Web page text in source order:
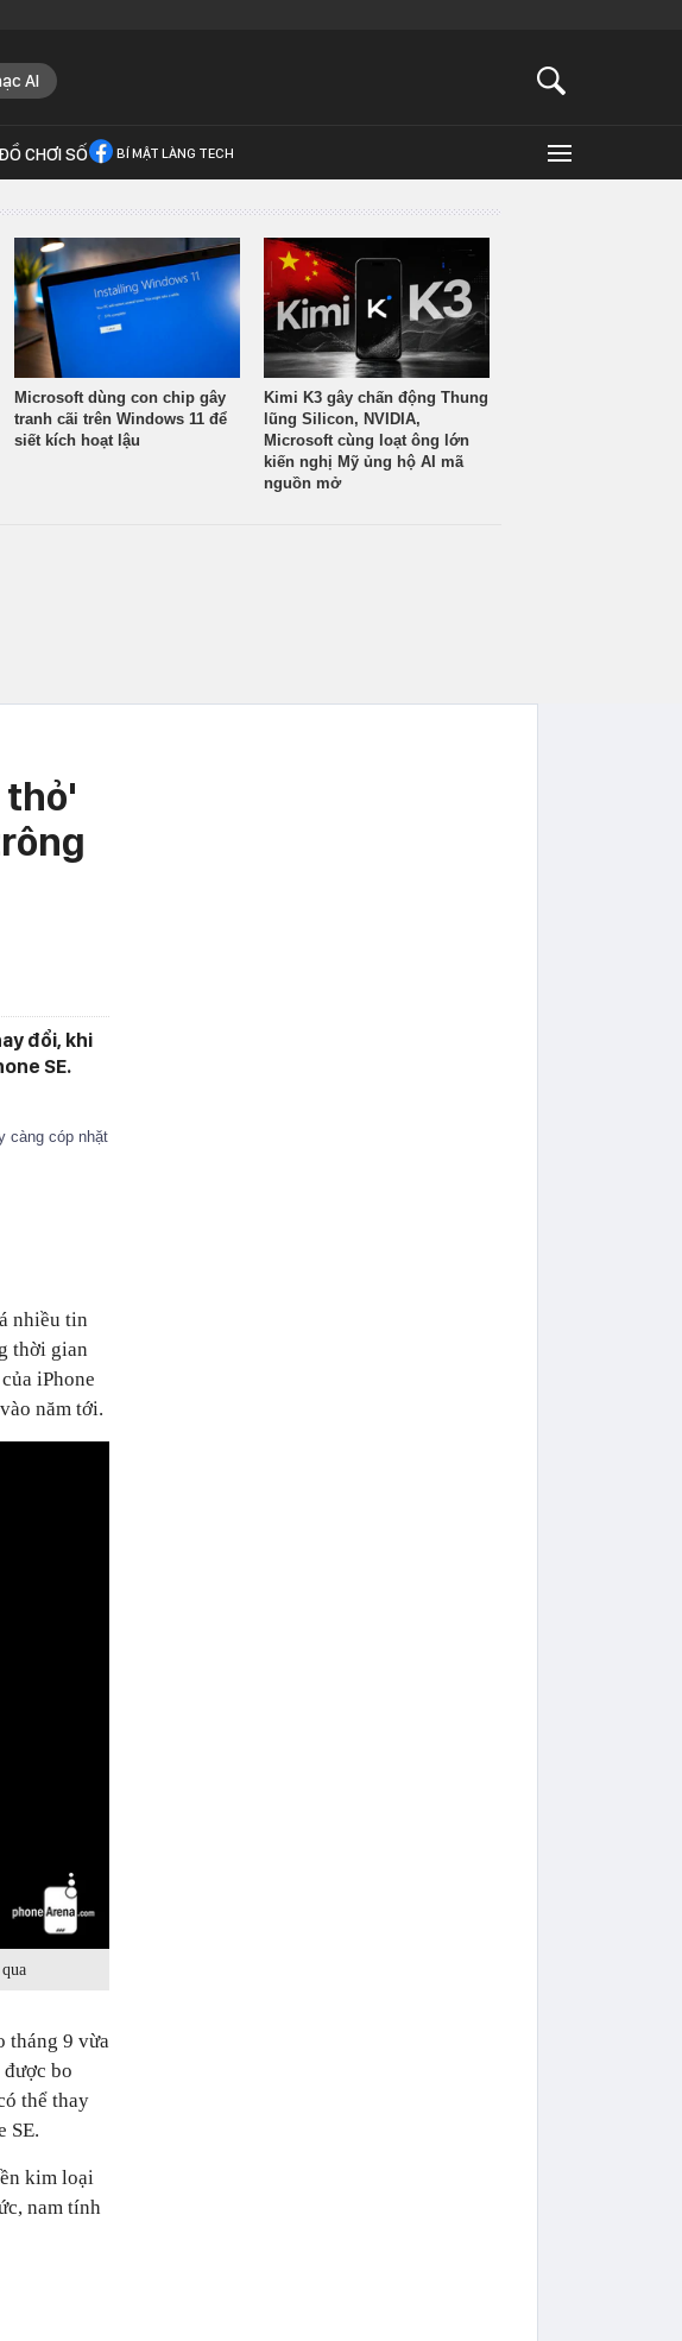
AI
CHƠI SỐ BÍ MẬT LÀNG TECH
Microsoft dùng con chip gây
tranh cãi trên Windows 11 để
siết kích hoạt lậu
Kimi K3 gây chấn động Thung
lũng Silicon, NVIDIA,
Microsoft cùng loạt ông lớn
kiến nghị Mỹ ủng hộ AI mã
nguồn mở
thỏ'
đổi, khi
SE.
càng cóp nhặt
nhiều tin
thời gian
iPhone
năm tới.
tháng 9 vừa
bo
thể thay
SE.
kim loại
nam tính